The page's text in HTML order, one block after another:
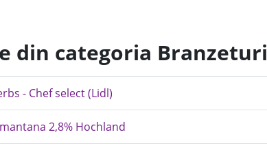
din categoria Branzeturi
- Chef select (Lidl)
2,8% Hochland